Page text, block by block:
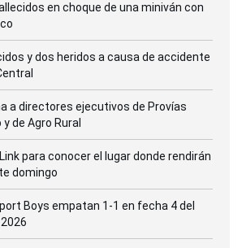
en choque de una miniván con
y dos heridos a causa de accidente
a directores ejecutivos de Provías
de Agro Rural
para conocer el lugar donde rendirán
domingo
Boys empatan 1-1 en fecha 4 del